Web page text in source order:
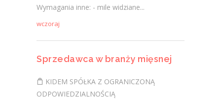
Wymagania inne: - mile widziane...
wczoraj
Sprzedawca w branży mięsnej
KIDEM SPÓŁKA Z OGRANICZONĄ
ODPOWIEDZIALNOŚCIĄ